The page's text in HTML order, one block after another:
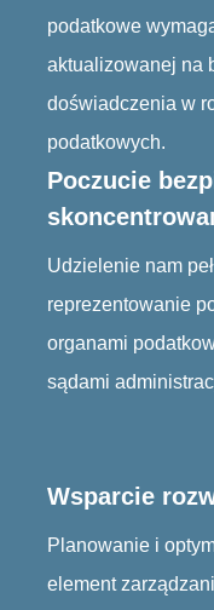
podatkowe
aktualizowanej na
doświadczenia w
podatkowych.
Poczucie
Udzielenie nam
reprezentowanie
organami
sądami
Wsparcie
Planowanie i
element